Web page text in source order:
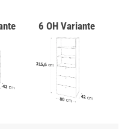
6 OH Variante